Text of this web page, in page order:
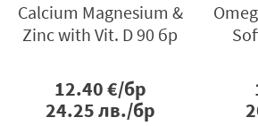
Calcium Magnesium &
Zinc with Vit. D 90 бр
12.40€/бр
24.25лв./бр